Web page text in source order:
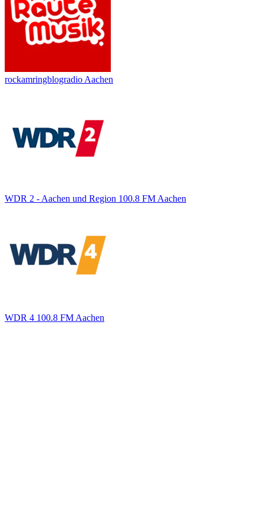
rockamringblogradio Aachen
WDR 2 - Aachen und Region 100.8 FM Aachen
WDR 4 100.8 FM Aachen